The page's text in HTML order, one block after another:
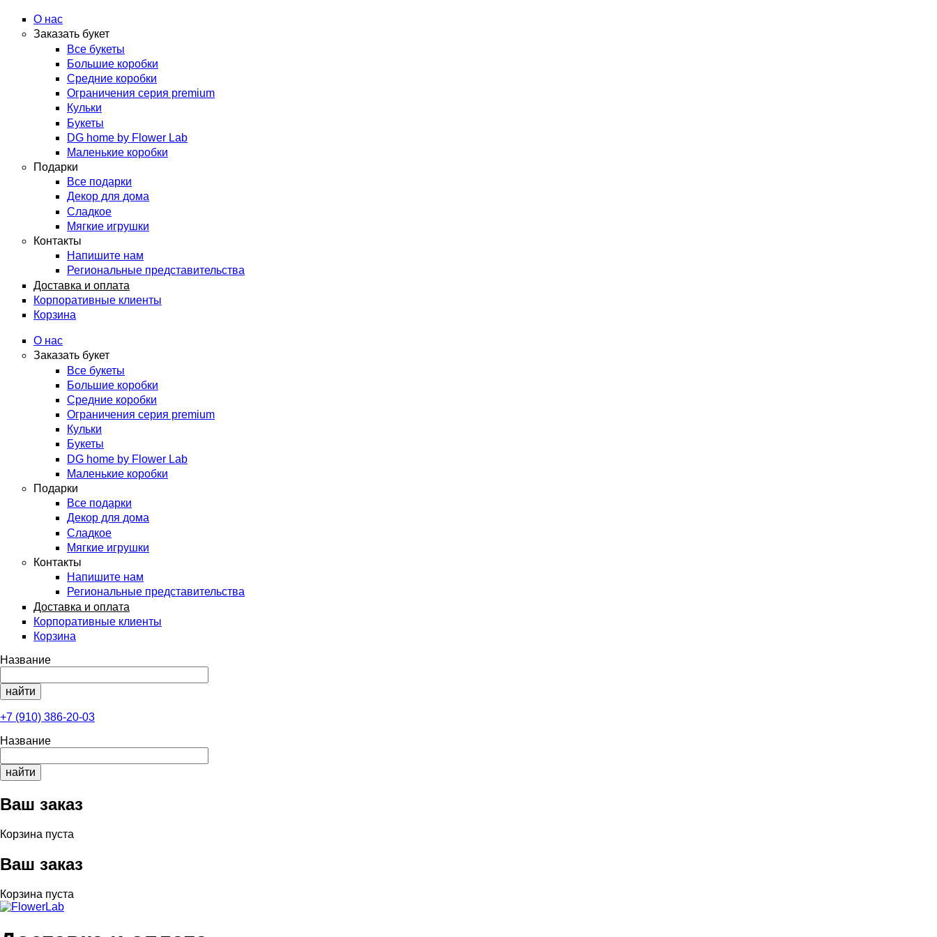
О нас
Заказать букет
Все букеты
Большие коробки
Средние коробки
Ограничения серия premium
Кульки
Букеты
DG home by Flower Lab
Маленькие коробки
Подарки
Все подарки
Декор для дома
Сладкое
Мягкие игрушки
Контакты
Напишите нам
Региональные представительства
Доставка и оплата
Корпоративные клиенты
Корзина
О нас
Заказать букет
Все букеты
Большие коробки
Средние коробки
Ограничения серия premium
Кульки
Букеты
DG home by Flower Lab
Маленькие коробки
Подарки
Все подарки
Декор для дома
Сладкое
Мягкие игрушки
Контакты
Напишите нам
Региональные представительства
Доставка и оплата
Корпоративные клиенты
Корзина
Название
+7 (910) 386-20-03
Название
Ваш заказ
Корзина пуста
Ваш заказ
Корзина пуста